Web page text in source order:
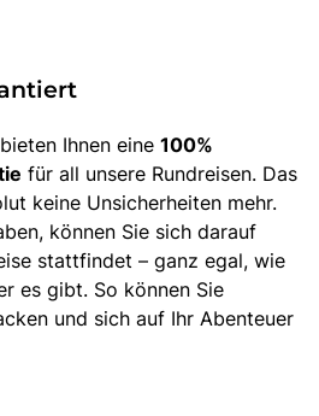
Ihnen eine 100%
für all unsere Rundreisen. Das
keine Unsicherheiten mehr.
können Sie sich darauf
stattfindet – ganz egal, wie
es gibt. So können Sie
und sich auf Ihr Abenteuer